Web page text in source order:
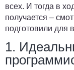
всех. И тогда в
получается –
подготовили для
1.